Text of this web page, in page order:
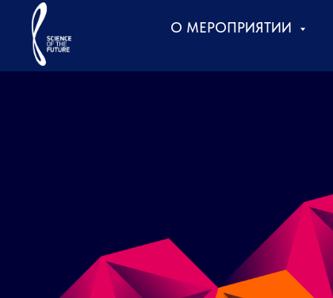
О МЕРОПРИЯТИИ